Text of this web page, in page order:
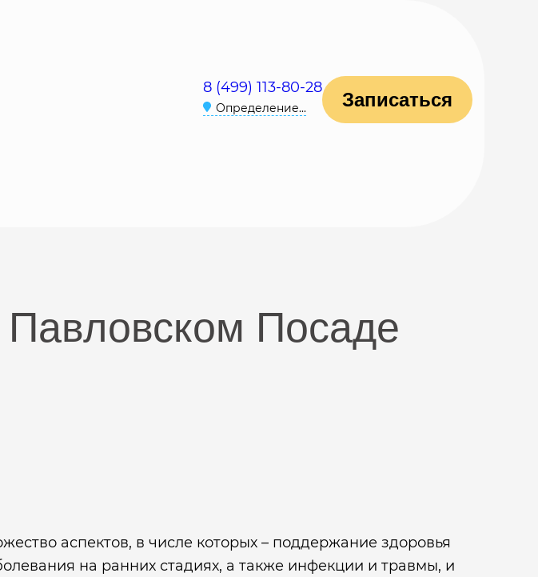
8 (499) 113-80-28
Определение... Записаться
Посаде
аспектов, в числе которых – поддержание здоровья
на ранних стадиях, а также инфекции и травмы, и